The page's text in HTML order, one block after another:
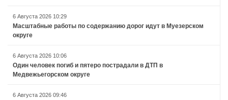
6 Августа 2026 10:29
Масштабные работы по содержанию дорог идут в Муезерском
округе
6 Августа 2026 10:06
Один человек погиб и пятеро пострадали в ДТП в
Медвежьегорском округе
6 Августа 2026 09:46